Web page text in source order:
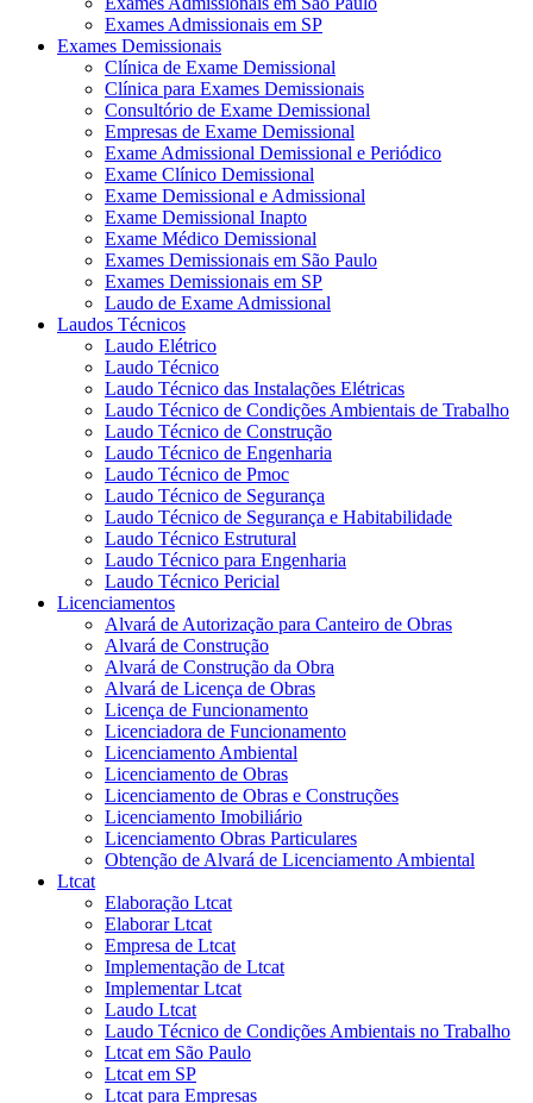
Exames Admissionais em SP
Exames Demissionais
Clínica de Exame Demissional
Clínica para Exames Demissionais
Consultório de Exame Demissional
Empresas de Exame Demissional
Exame Admissional Demissional e Periódico
Exame Clínico Demissional
Exame Demissional e Admissional
Exame Demissional Inapto
Exame Médico Demissional
Exames Demissionais em São Paulo
Exames Demissionais em SP
Laudo de Exame Admissional
Laudos Técnicos
Laudo Elétrico
Laudo Técnico
Laudo Técnico das Instalações Elétricas
Laudo Técnico de Condições Ambientais de Trabalho
Laudo Técnico de Construção
Laudo Técnico de Engenharia
Laudo Técnico de Pmoc
Laudo Técnico de Segurança
Laudo Técnico de Segurança e Habitabilidade
Laudo Técnico Estrutural
Laudo Técnico para Engenharia
Laudo Técnico Pericial
Licenciamentos
Alvará de Autorização para Canteiro de Obras
Alvará de Construção
Alvará de Construção da Obra
Alvará de Licença de Obras
Licença de Funcionamento
Licenciadora de Funcionamento
Licenciamento Ambiental
Licenciamento de Obras
Licenciamento de Obras e Construções
Licenciamento Imobiliário
Licenciamento Obras Particulares
Obtenção de Alvará de Licenciamento Ambiental
Ltcat
Elaboração Ltcat
Elaborar Ltcat
Empresa de Ltcat
Implementação de Ltcat
Implementar Ltcat
Laudo Ltcat
Laudo Técnico de Condições Ambientais no Trabalho
Ltcat em São Paulo
Ltcat em SP
Ltcat para Empresas